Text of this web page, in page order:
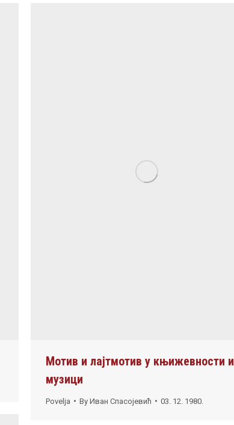
Мотив и лајтмотив у књижевности и
музици
Povelja By Иван Спасојевић 03. 12. 1980.